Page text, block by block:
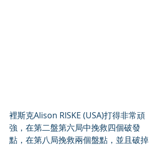
裡斯克Alison RISKE (USA)打得非常頑
強，在第二盤第六局中挽救四個破發
點，在第八局挽救兩個盤點，並且破掉